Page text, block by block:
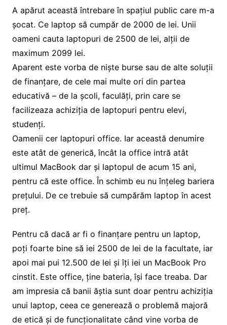
A apărut această întrebare în spațiul public care m-a
șocat. Ce laptop să cumpăr de 2000 de lei. Unii
oameni cauta laptopuri de 2500 de lei, alții de
maximum 2099 lei.
Aparent este vorba de niște burse sau de alte soluții
de finanțare, de cele mai multe ori din partea
educativă – de la școli, faculăți, prin care se
facilizeaza achiziția de laptopuri pentru elevi,
studenți.
Oamenii cer laptopuri office. Iar această denumire
este atât de generică, încât la office intră atât
ultimul MacBook dar și laptopul de acum 15 ani,
pentru că este office. În schimb eu nu înțeleg bariera
prețului. De ce trebuie să cumpărăm laptop în acest
preț.
Pentru că dacă ar fi o finanțare pentru un laptop,
poți foarte bine să iei 2500 de lei de la facultate, iar
apoi mai pui 12.500 de lei și îți iei un MacBook Pro
cinstit. Este office, ține bateria, își face treaba. Dar
am impresia că banii ăștia sunt doar pentru achiziția
unui laptop, ceea ce generează o problemă majoră
de etică și de funcționalitate când vine vorba de